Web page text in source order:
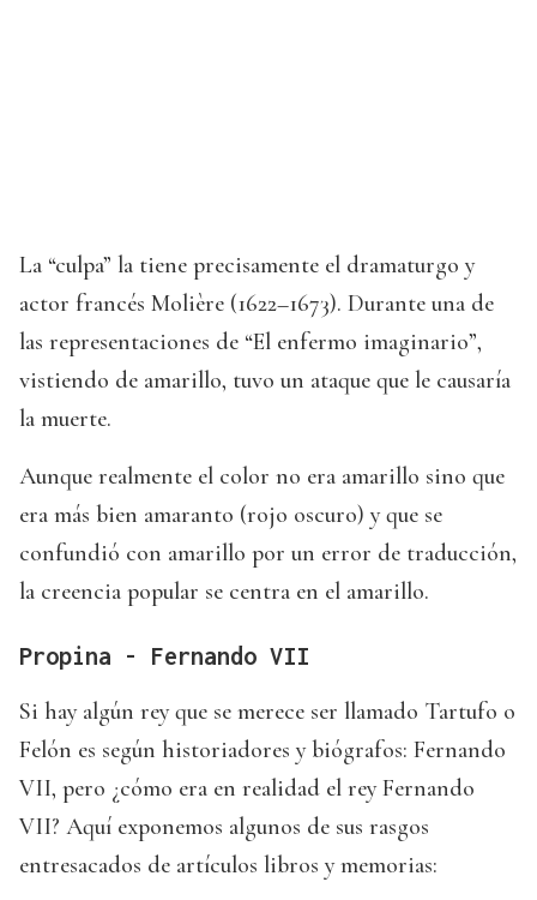
La “culpa” la tiene precisamente el dramaturgo y
actor francés Molière (1622–1673). Durante una de
las representaciones de “El enfermo imaginario”,
vistiendo de amarillo, tuvo un ataque que le causaría
la muerte.
Aunque realmente el color no era amarillo sino que
era más bien amaranto (rojo oscuro) y que se
confundió con amarillo por un error de traducción,
la creencia popular se centra en el amarillo.
Propina - Fernando VII
Si hay algún rey que se merece ser llamado Tartufo o
Felón es según historiadores y biógrafos: Fernando
VII, pero ¿cómo era en realidad el rey Fernando
VII? Aquí exponemos algunos de sus rasgos
entresacados de artículos libros y memorias: